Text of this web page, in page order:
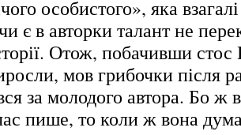
особистого», яка
є в авторки талант не
Отож, побачивши стос
мов грибочки після
за молодого автора. Бо ж
пише, то коли ж вона